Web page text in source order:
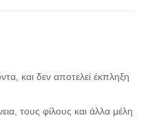
και δεν αποτελεί έκπληξη
τους φίλους και άλλα μέλη